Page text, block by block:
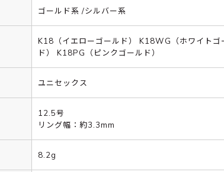
ゴールド系 /シルバー系
K18（イエローゴールド） K18WG（ホワイトゴ
ド） K18PG（ピンクゴールド）
ユニセックス
12.5号
リング幅：約3.3mm
8.2g